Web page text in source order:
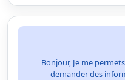
Bonjour, Je me
demander des